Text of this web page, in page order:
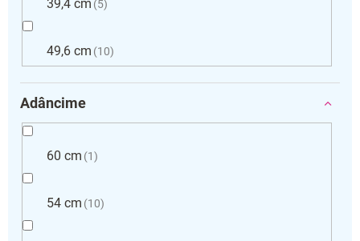
39,4 cm 5
49,6 cm 10
Adâncime
60 cm 1
54 cm 10